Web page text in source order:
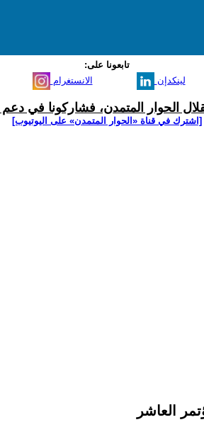
تابعونا على:
الانستغرام لينكدإن
الحوار المتمدن، فشاركونا في
[اشترك في قناة ‫«الحوار المتمدن» على اليوتيوب]
العاشر